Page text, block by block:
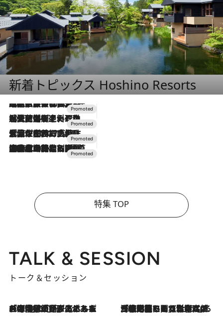
新着トピックス Hoshino Resorts
2026.7.31
【ホテル帰省】という選択肢をOMOが提案。家族とほどよい距離を保つには「昼は実家、夜は気兼ねなくホテルで！」
2026.7.24
【夏限定ディナーコース】旬を迎える稚鮎や花ズッキーニなどをイタリア・トスカーナの郷土料理の手法で満喫！
2026.7.17
「土佐和ハーブかき氷」がOMO7高知に登場！生姜、山椒、大葉など目にも舌にも涼を呼ぶ郷土の味
2026.7.10
NEW OPEN！【界 草津】名湯の地に誕生。趣の異なる2種の温泉と上州ならではの会席・蕎麦割烹など美食を味わう究極の癒やし旅
特集 TOP
TALK & SESSION
トーク＆セッション
2026.8.3
「今後値上げがあるとすれば…」「リスクがあるのは今年の冬」エネルギー専門家が語る、ホルムズ海峡封鎖が家庭にもたらす“ある心配” 2026.8.3
「住宅建てられない…」「サーチャージ料の高値が続いている」ホルムズ海峡封鎖による影響はいつまで続く？《エネルギー専門家に聞く“どうなる日本の暮らし”》